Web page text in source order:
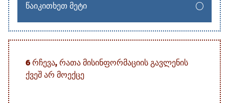
ᲬᲐᲘᲙᲘᲗᲮᲔᲗ ᲛᲔᲢᲘ
6 ᲠᲩᲔᲕᲐ, ᲠᲐᲗᲐ ᲛᲘᲡᲘᲜᲤᲝᲠᲛᲐᲪᲘᲘᲡ ᲒᲐᲕᲚᲔᲜᲘᲡ
ᲥᲕᲔᲨ ᲐᲠ ᲛᲝᲔᲥᲪᲔ